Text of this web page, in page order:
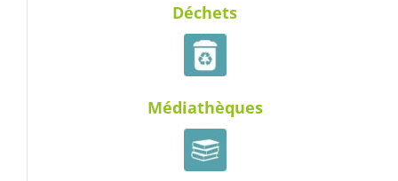
Déchets
Médiathèques